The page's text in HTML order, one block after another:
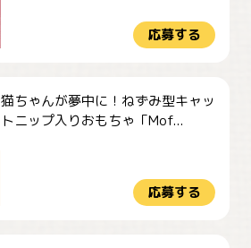
応募する
猫ちゃんが夢中に！ねずみ型キャッ
トニップ入りおもちゃ「Mof...
応募する